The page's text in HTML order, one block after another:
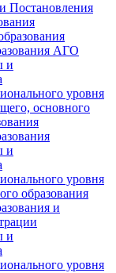
Постановления
АГО
и
уровня
основного
и
уровня
образования
и
и
уровня